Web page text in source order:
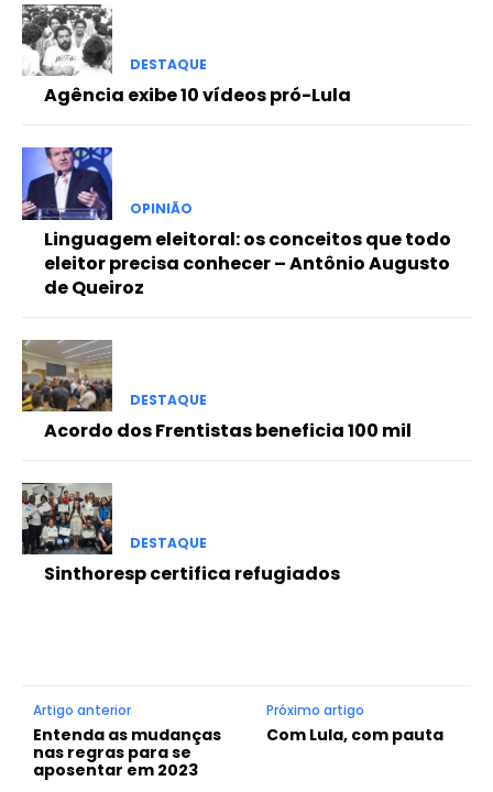
DESTAQUE
Agência exibe 10 vídeos pró-Lula
OPINIÃO
Linguagem eleitoral: os conceitos que todo
eleitor precisa conhecer – Antônio Augusto
de Queiroz
DESTAQUE
Acordo dos Frentistas beneficia 100 mil
DESTAQUE
Sinthoresp certifica refugiados
Artigo anterior
Entenda as mudanças
nas regras para se
aposentar em 2023
Próximo artigo
Com Lula, com pauta